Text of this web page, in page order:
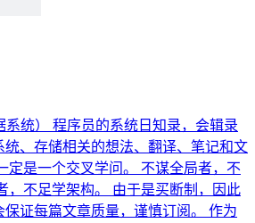
系统） 程序员的系统日知录，会辑录
、存储相关的想法、翻译、笔记和文
定是一个交叉学问。 不谋全局者，不
，不足学架构。 由于是买断制，因此
保证每篇文章质量，谨慎订阅。 作为